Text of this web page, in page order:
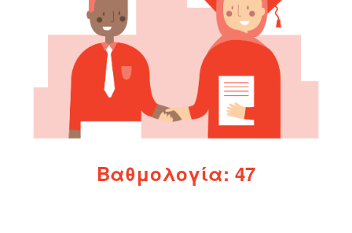
authorities and private businesses.
Read More +
Βαθμολογία: 47